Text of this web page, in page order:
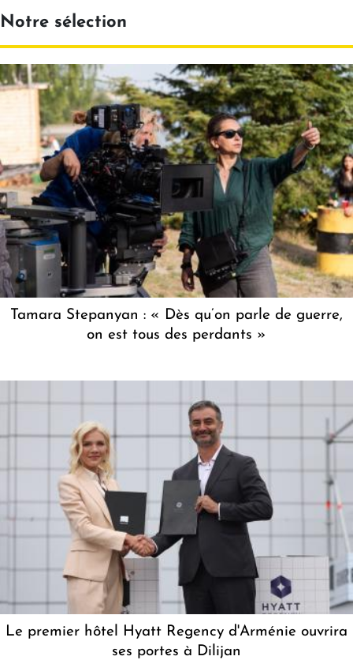
Notre sélection
Tamara Stepanyan : « Dès qu’on parle de guerre,
on est tous des perdants »
Le premier hôtel Hyatt Regency d'Arménie ouvrira
ses portes à Dilijan